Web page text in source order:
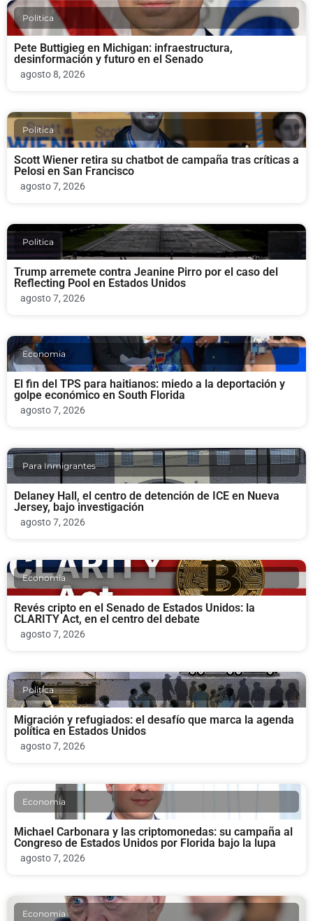
Politica
Pete Buttigieg en Michigan: infraestructura,
desinformación y futuro en el Senado
agosto 8, 2026
Politica
Scott Wiener retira su chatbot de campaña tras críticas a
Pelosi en San Francisco
agosto 7, 2026
Politica
Trump arremete contra Jeanine Pirro por el caso del
Reflecting Pool en Estados Unidos
agosto 7, 2026
Economia
El fin del TPS para haitianos: miedo a la deportación y
golpe económico en South Florida
agosto 7, 2026
Para Inmigrantes
Delaney Hall, el centro de detención de ICE en Nueva
Jersey, bajo investigación
agosto 7, 2026
Economia
Revés cripto en el Senado de Estados Unidos: la
CLARITY Act, en el centro del debate
agosto 7, 2026
Politica
Migración y refugiados: el desafío que marca la agenda
política en Estados Unidos
agosto 7, 2026
Economia
Michael Carbonara y las criptomonedas: su campaña al
Congreso de Estados Unidos por Florida bajo la lupa
agosto 7, 2026
Economia